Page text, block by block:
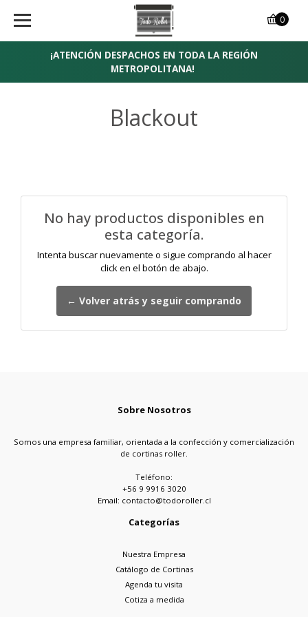
¡ATENCIÓN DESPACHOS EN TODA LA REGIÓN
METROPOLITANA!
0
Blackout
No hay productos disponibles en
esta categoría.
Intenta buscar nuevamente o sigue comprando al hacer
click en el botón de abajo.
← Volver atrás y seguir comprando
Sobre Nosotros
Somos una empresa familiar, orientada a la confección y comercialización
de cortinas roller.
Teléfono:
+56 9 9916 3020
Email: contacto@todoroller.cl
Categorías
Nuestra Empresa
Catálogo de Cortinas
Agenda tu visita
Cotiza a medida